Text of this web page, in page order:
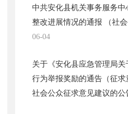
中共安化县机关事务服务中
整改进展情况的通报 （社会
06-04
关于《安化县应急管理局
行为举报奖励的通告（征求
社会公众征求意见建议的公